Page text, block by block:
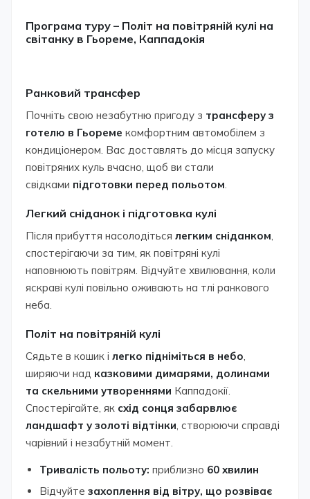
Програма туру – Політ на повітряній кулі на
світанку в Гьореме, Каппадокія
Ранковий трансфер
Почніть свою незабутню пригоду з трансферу з
готелю в Гьореме комфортним автомобілем з
кондиціонером. Вас доставлять до місця запуску
повітряних куль вчасно, щоб ви стали
свідками підготовки перед польотом.
Легкий сніданок і підготовка кулі
Після прибуття насолодіться легким сніданком,
спостерігаючи за тим, як повітряні кулі
наповнюють повітрям. Відчуйте хвилювання, коли
яскраві кулі повільно оживають на тлі ранкового
неба.
Політ на повітряній кулі
Сядьте в кошик і легко підніміться в небо,
ширяючи над казковими димарями, долинами
та скельними утвореннями Каппадокії.
Спостерігайте, як схід сонця забарвлює
ландшафт у золоті відтінки, створюючи справді
чарівний і незабутній момент.
Тривалість польоту: приблизно 60 хвилин
Відчуйте захоплення від вітру, що розвіває